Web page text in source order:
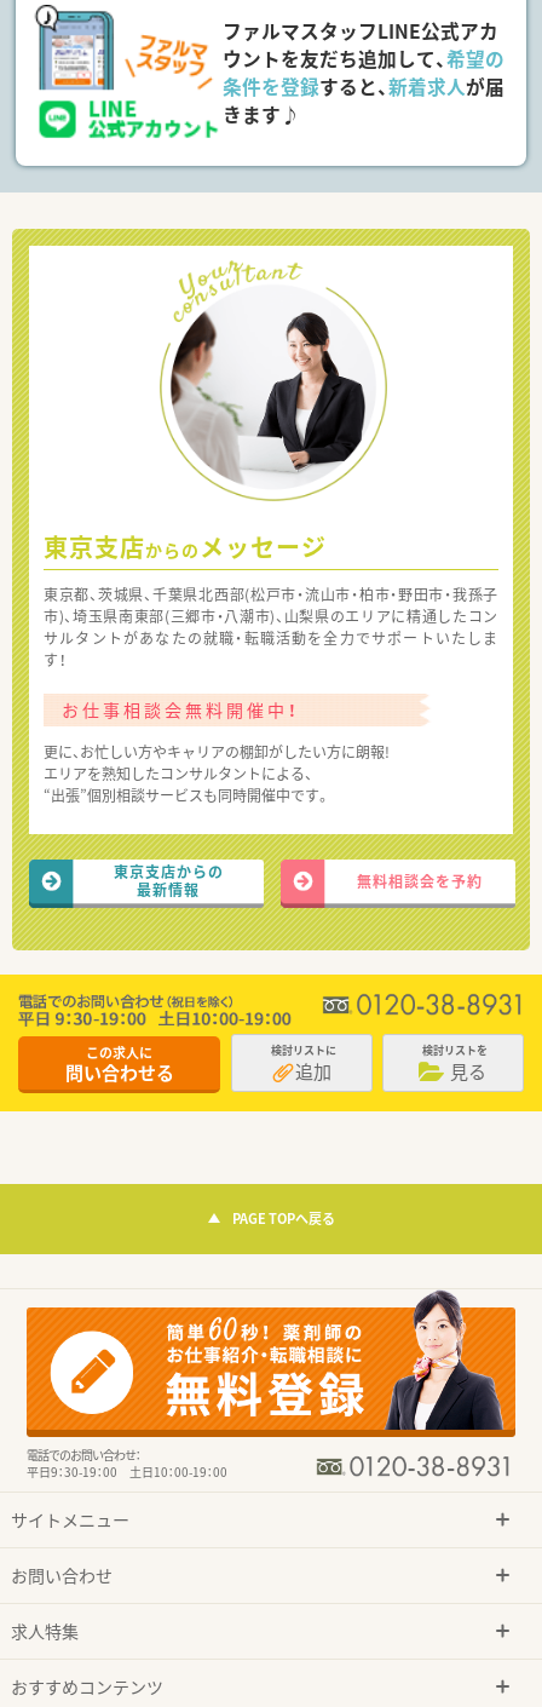
ファルマスタッフLINE公式アカ
ウントを友だち追加して、希望の
条件を登録すると、新着求人が届
きます♪
東京支店からの メッセージ
東京都、茨城県、千葉県北西部(松戸市・流山市・柏市・野田市・我孫子
市)、埼玉県南東部(三郷市・八潮市)、山梨県のエリアに精通したコン
サルタントがあなたの就職・転職活動を全力でサポートいたしま
す！
お仕事相談会無料開催中！
更に、お忙しい方やキャリアの棚卸がしたい方に朗報!
エリアを熟知したコンサルタントによる、
“出張”個別相談サービスも同時開催中です。
東京支店からの
最新情報
無料相談会を予約
この求人に
問い合わせる
検討リストに
追加
検討リストを
見る
PAGE TOPへ戻る
電話でのお問い合わせ：
平日9：30-19：00 土日10：00-19：00
サイトメニュー
お問い合わせ
求人特集
おすすめコンテンツ